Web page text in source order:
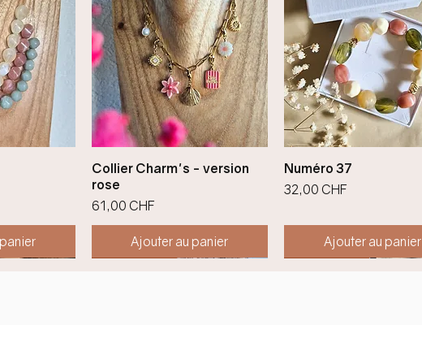
Aperçu rapide
Collier Charm's - version
rose
Prix
61,00 CHF
Ajouter au panier
Aperçu rapide
Numéro 37
Prix
32,00 CHF
Ajouter au panier